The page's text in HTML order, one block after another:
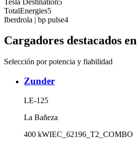
TotalEnergies5
Iberdrola | bp pulse4
Cargadores destacados en
Selección por potencia y fiabilidad
Zunder
LE-125
La Bañeza
400 kWIEC_62196_T2_COMBO